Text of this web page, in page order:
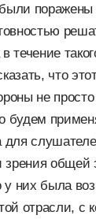
поражены
течение
что
не
будем
для
зрения общей
у них была
отрасли, с